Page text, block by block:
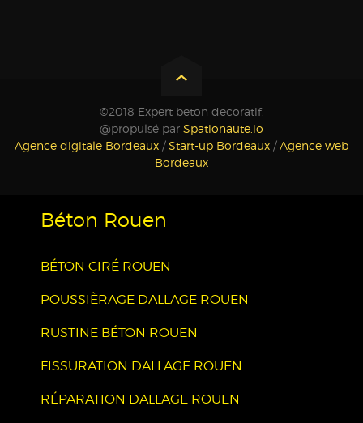
©2018 Expert beton decoratif.
@propulsé par Spationaute.io
Agence digitale Bordeaux /Start-up Bordeaux /Agence web
Bordeaux
Béton Rouen
BÉTON CIRÉ ROUEN
POUSSIÈRAGE DALLAGE ROUEN
RUSTINE BÉTON ROUEN
FISSURATION DALLAGE ROUEN
RÉPARATION DALLAGE ROUEN